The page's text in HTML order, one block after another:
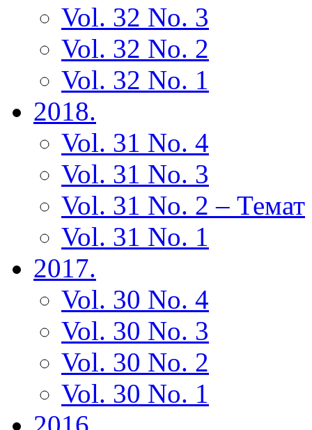
Vol. 32 No. 3
Vol. 32 No. 2
Vol. 32 No. 1
2018.
Vol. 31 No. 4
Vol. 31 No. 3
Vol. 31 No. 2 – Темат
Vol. 31 No. 1
2017.
Vol. 30 No. 4
Vol. 30 No. 3
Vol. 30 No. 2
Vol. 30 No. 1